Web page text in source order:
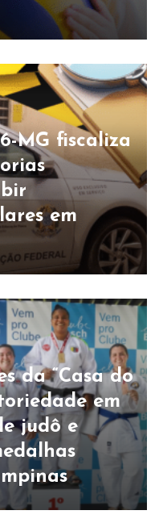
MG fiscaliza
em
da “Casa do
em
judô e